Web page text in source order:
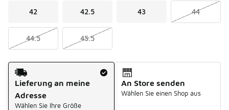
42 42.5 43 44
44.5 45.5
Versandart
Lieferung an meine
Adresse
Wählen Sie Ihre Größe
An Store senden
Wählen Sie einen Shop aus